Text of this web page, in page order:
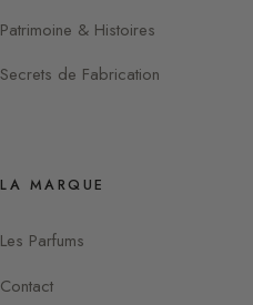
Patrimoine & Histoires
Secrets de Fabrication
LA MARQUE
Les Parfums
Contact